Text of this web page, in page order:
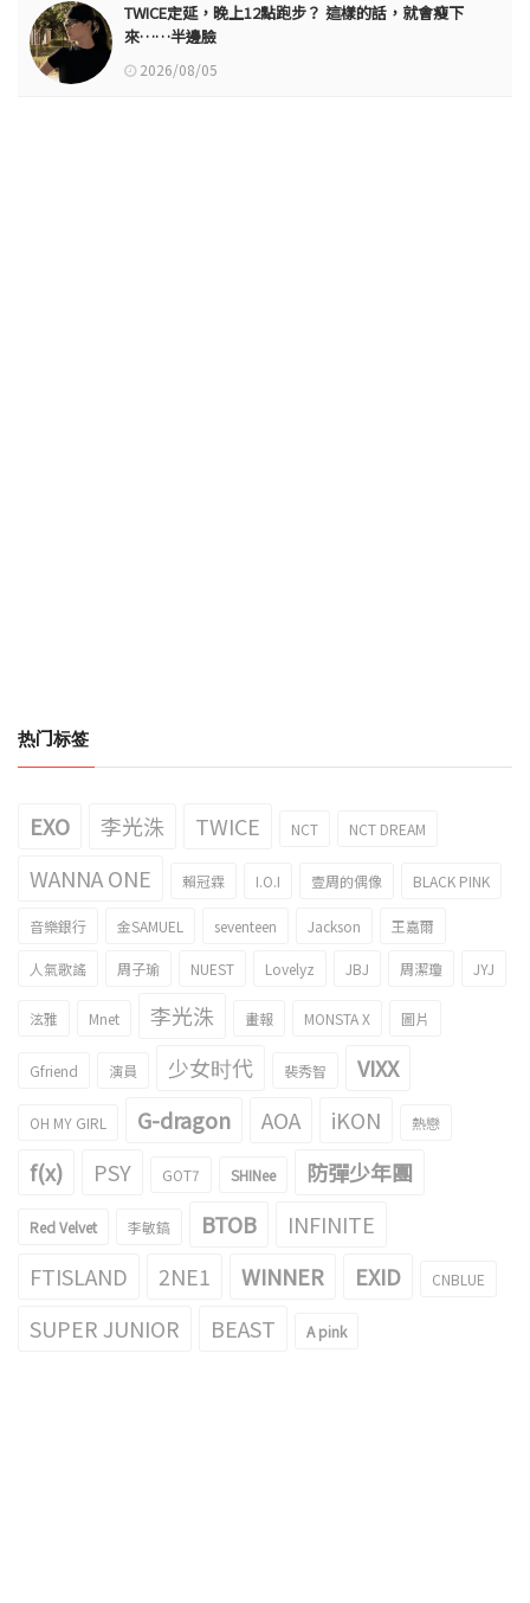
TWICE定延，晚上12點跑步？ 這樣的話，就會瘦下
來……半邊臉
2026/08/05
热门标签
EXO 李光洙 TWICE NCT NCT DREAM
WANNA ONE 賴冠霖 I.O.I 壹周的偶像 BLACK PINK
音樂銀行 金SAMUEL seventeen Jackson 王嘉爾
人氣歌謠 周子瑜 NUEST Lovelyz JBJ 周潔瓊 JYJ
泫雅 Mnet 李光洙 畫報 MONSTA X 圖片
Gfriend 演員 少女时代 裴秀智 VIXX
OH MY GIRL G-dragon AOA iKON 熱戀
f(x) PSY GOT7 SHINee 防彈少年團
Red Velvet 李敏鎬 BTOB
INFINITE
FTISLAND
2NE1 WINNER EXID CNBLUE
SUPER JUNIOR BEAST A pink